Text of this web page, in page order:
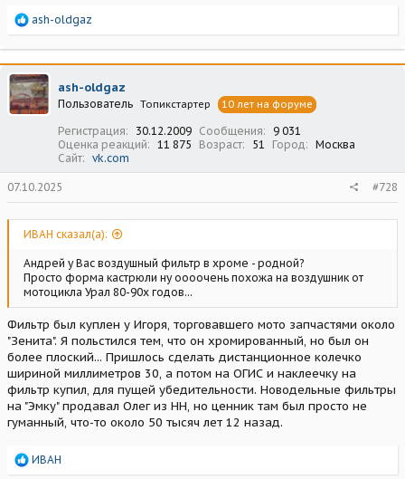
Р
а
к
ц
и
и
ash-oldgaz
ash-oldgaz
Пользователь Топикстартер 10 лет на форуме
Регистрация 30.12.2009 Сообщения
9 031
Оценка реакций
11 875 Возраст 51 Город
Москва
Сайт
vk.com
07.10.2025 #728
ИВАН сказал(а):
Андрей у Вас воздушный фильтр в хроме - родной?
Просто форма кастрюли ну оооочень похожа на воздушник от
мотоцикла Урал 80-90х годов...
Фильтр был куплен у Игоря, торговавшего мото запчастями около
"Зенита". Я польстился тем, что он хромированный, но был он
более плоский... Пришлось сделать дистанционное колечко
шириной миллиметров 30, а потом на ОГИС и наклеечку на
фильтр купил, для пущей убедительности. Новодельные фильтры
на "Эмку" продавал Олег из НН, но ценник там был просто не
гуманный, что-то около 50 тысяч лет 12 назад.
Р
ИВАН